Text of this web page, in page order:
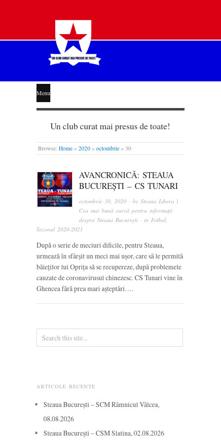
STEAUA
LIBERĂ
Menu
Un club curat mai presus de toate!
Browse: Home » 2020 » octombrie » 30
AVANCRONICĂ: STEAUA
BUCUREȘTI – CS TUNARI
octombrie 30, 2020 · bySteaua Libera |
Cea mai bună sursă pentru informații
despre Steaua București · inFotbal,
Sezonul 2020-2021
După o serie de meciuri dificile, pentru Steaua,
urmează în sfârșit un meci mai ușor, care să le permită
băieților lui Oprița să se recupereze, după problemele
cauzate de coronavirusul chinezesc. CS Tunari vine în
Ghencea fără prea mari așteptări….
ARTICOLE RECENTE
Steaua București – SCM Râmnicul Vâlcea,
08.08.2026
Steaua București – CSM Slatina, 02.08.2026